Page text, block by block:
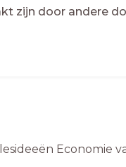
zijn door andere
Economie